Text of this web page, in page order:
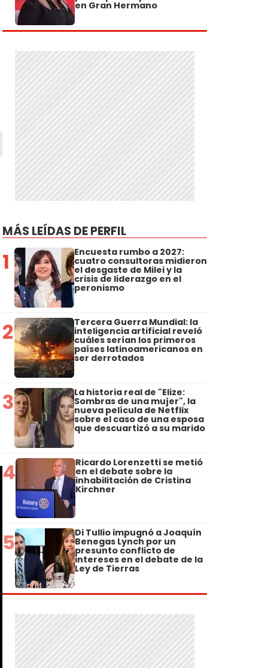
en Gran Hermano
MÁS LEÍDAS DE PERFIL
1 Encuesta rumbo a 2027:
cuatro consultoras midieron
el desgaste de Milei y la
crisis de liderazgo en el
peronismo
2 Tercera Guerra Mundial: la
inteligencia artificial reveló
cuáles serían los primeros
países latinoamericanos en
ser derrotados
3 La historia real de "Elize:
Sombras de una mujer", la
nueva película de Netflix
sobre el caso de una esposa
que descuartizó a su marido
4 Ricardo Lorenzetti se metió
en el debate sobre la
inhabilitación de Cristina
Kirchner
5 Di Tullio impugnó a Joaquín
Benegas Lynch por un
presunto conflicto de
intereses en el debate de la
Ley de Tierras